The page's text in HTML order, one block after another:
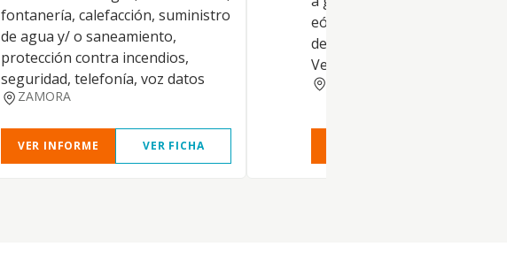
fontanería, calefacción, suministro
de agua y/ o saneamiento,
protección contra incendios,
seguridad, telefonía, voz datos
ZAMORA
VER INFORME VER FICHA
eólica y convencional de toda
de obras públicas y privadas.
Venta de ap.